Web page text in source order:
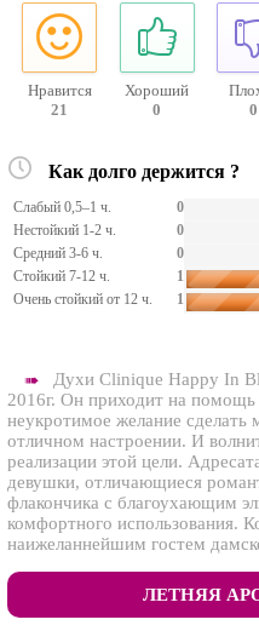
Нравится
21
Хороший
0
0
Как долго держится ?
Слабый 0,5–1 ч.
0
Нестойкий 1-2 ч.
0
Средний 3-6 ч.
0
Стойкий 7-12 ч.
1
Очень стойкий от 12 ч.
1
➠
Духи Clinique Happy In
2016г. Он приходит на
неукротимое желание
отличном настроении. И
реализации этой цели.
девушки, отличающиеся
флакончика с благоухающим
комфортного использования.
наижеланнейшим гостем
ЛЕТНЯЯ